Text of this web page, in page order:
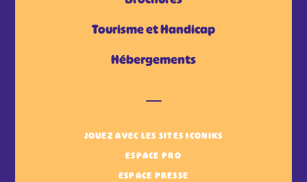
Tourisme et Handicap
Hébergements
JOUEZ AVEC LES SITES ICONIKS
ESPACE PRO
ESPACE PRESSE